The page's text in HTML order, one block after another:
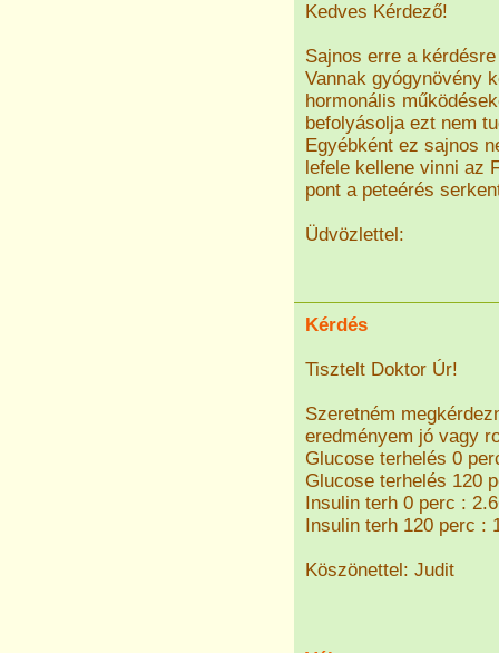
Kedves Kérdező!
Sajnos erre a
Vannak gyógynövény
hormonális
befolyásolja ezt nem
Egyébként ez sajnos
lefele kellene vinni az
pont a peteérés
Üdvözlettel:
Kérdés
Tisztelt Doktor Úr!
Szeretném
eredményem jó vagy
Glucose terhelés 0
Glucose terhelés 120
Insulin terh 0 perc :
Insulin terh 120 perc :
Köszönettel: Judit